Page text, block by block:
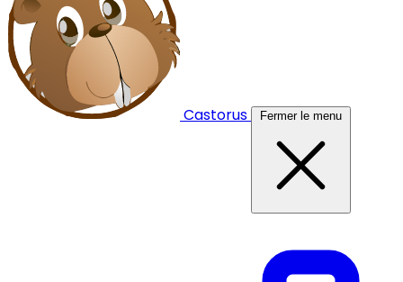
Castorus Fermer le menu